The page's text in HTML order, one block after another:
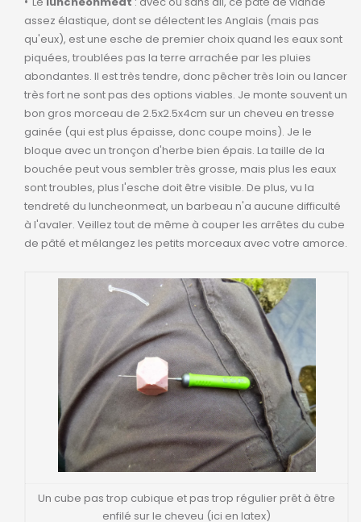
assez élastique, dont se délectent les Anglais (mais pas
qu'eux), est une esche de premier choix quand les eaux sont
piquées, troublées pas la terre arrachée par les pluies
abondantes. Il est très tendre, donc pêcher très loin ou lancer
très fort ne sont pas des options viables. Je monte souvent un
bon gros morceau de 2.5x2.5x4cm sur un cheveu en tresse
gainée (qui est plus épaisse, donc coupe moins). Je le
bloque avec un tronçon d'herbe bien épais. La taille de la
bouchée peut vous sembler très grosse, mais plus les eaux
sont troubles, plus l'esche doit être visible. De plus, vu la
tendreté du luncheonmeat, un barbeau n'a aucune difficulté
à l'avaler. Veillez tout de même à couper les arrêtes du cube
de pâté et mélangez les petits morceaux avec votre amorce.
Un cube pas trop cubique et pas trop régulier prêt à être
enfilé sur le cheveu (ici en latex)